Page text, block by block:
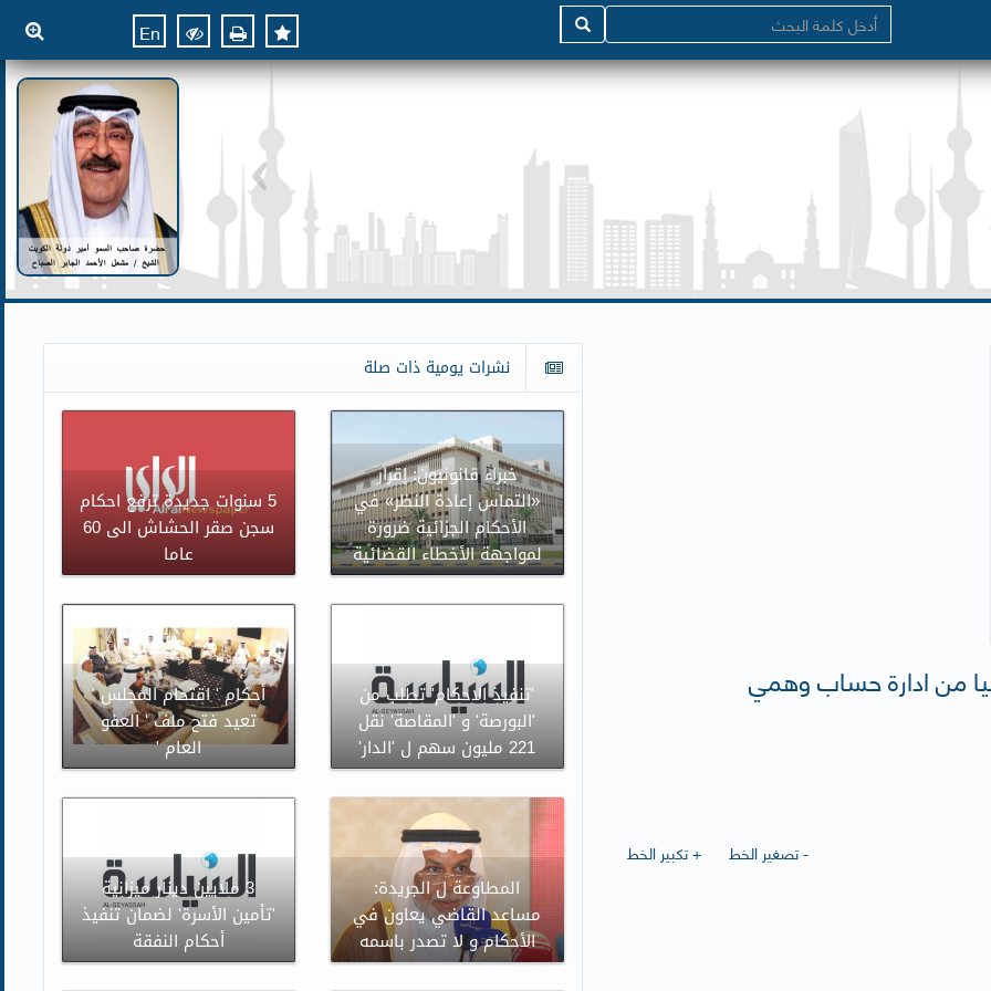
En
+ تكبير الخط - تصغير الخط
نشرات يومية ذات صلة
5 سنوات جديدة ترفع احكام
سجن صقر الحشاش الى 60
عاما
خبراء قانونيون: إقرار
«التماس إعادة النظر» في
الأحكام الجزائية ضرورة
لمواجهة الأخطاء القضائية
أحكام ' اقتحام المجلس '
تعيد فتح ملف ' العفو
العام '
'تنفيذ الاحكام' تطلب من
'البورصة' و 'المقاصة' نقل
221 مليون سهم ل 'الدار'
3 ملايين دينار ميزانية
'تأمين الأسرة' لضمان تنفيذ
أحكام النفقة
المطاوعة ل الجريدة:
مساعد القاضي يعاون في
الأحكام و لا تصدر باسمه